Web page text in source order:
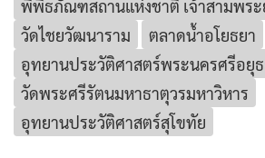
พิพิธภัณฑสถานแห่งชาติ เจ้าสามพระ
วัดไชยวัฒนาราม
ตลาดน้ำอโยธยา
อุทยานประวัติศาสตร์พระนครศรีอยุ
วัดพระศรีรัตนมหาธาตุวรมหาวิหาร
อุทยานประวัติศาสตร์สุโขทัย